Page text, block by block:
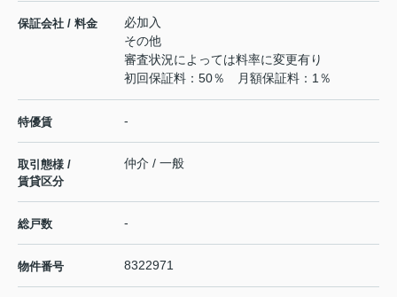
保証会社 / 料金
必加入
その他
審査状況によっては料率に変更有り
初回保証料：50％ 月額保証料：1％
特優賃 -
取引態様 /
賃貸区分
仲介 / 一般
総戸数 -
物件番号 8322971